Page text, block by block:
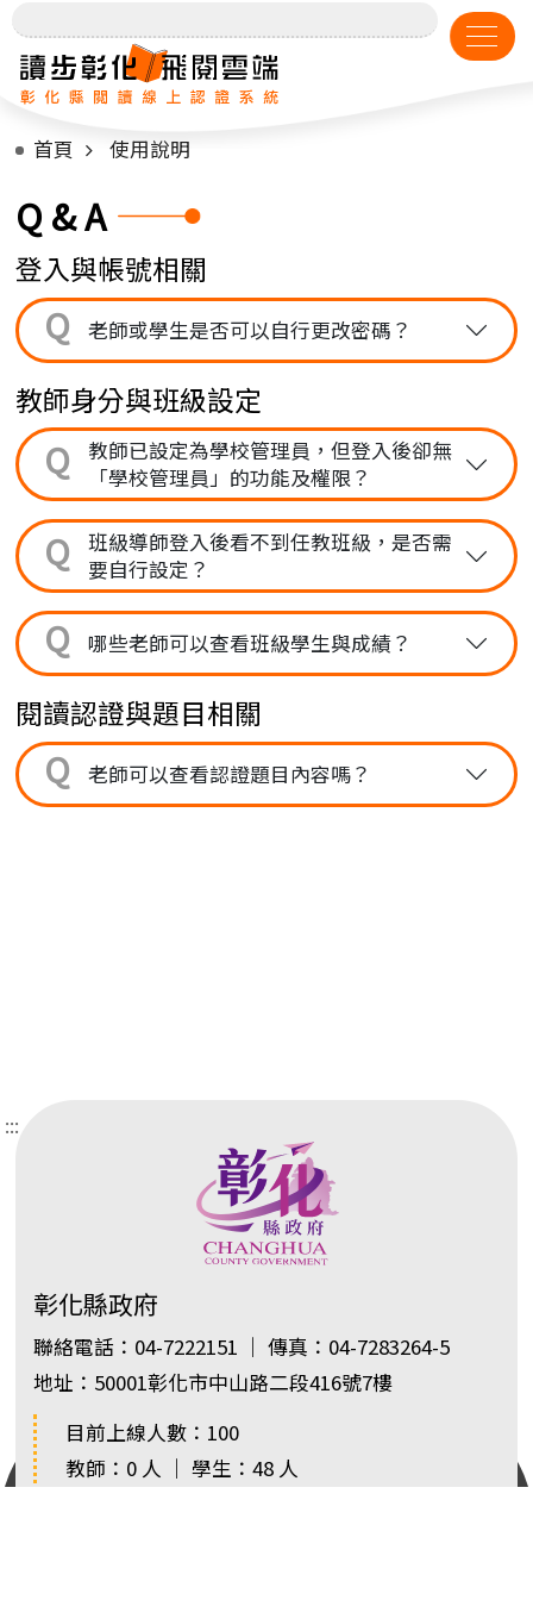
首頁 使用說明
Q & A
登入與帳號相關
Q 老師或學生是否可以自行更改密碼？
教師身分與班級設定
Q
教師已設定為學校管理員，但登入後卻無
「學校管理員」的功能及權限？
Q
班級導師登入後看不到任教班級，是否需
要自行設定？
Q 哪些老師可以查看班級學生與成績？
閱讀認證與題目相關
Q 老師可以查看認證題目內容嗎？
:::
彰化縣政府
聯絡電話：04-7222151 ｜ 傳真：04-7283264-5
地址：50001彰化市中山路二段416號7樓
目前上線人數：100
教師：0 人 ｜ 學生：48 人